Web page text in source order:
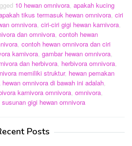
10 hewan omnivora, apakah kucing
tikus termasuk hewan omnivora, ciri
omnivora, ciri-ciri gigi hewan karnivora,
dan omnivora, contoh hewan
, contoh hewan omnivora dan ciri
karnivora, gambar hewan omnivora,
dan herbivora, herbivora omnivora,
memiliki struktur, hewan pemakan
omnivora di bawah ini adalah,
karnivora omnivora, omnivora,
susunan gigi hewan omnivora
Posts